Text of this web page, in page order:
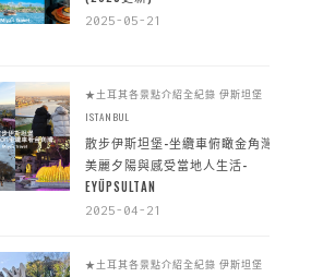
2025-05-21
★土耳其各景點介紹全紀錄 伊斯坦堡
ISTANBUL
散步伊斯坦堡-坐纜車俯瞰金角灣
美麗夕陽與感受當地人生活-
EYÜPSULTAN
2025-04-21
★土耳其各景點介紹全紀錄 伊斯坦堡